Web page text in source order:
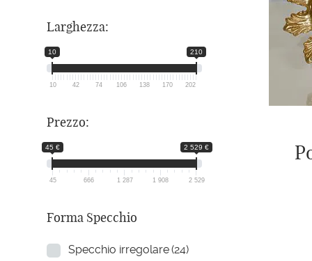
Larghezza:
10 210
10 42 74 106 138 170 202
Prezzo:
45 € 2 529 €
45 666 1 287 1 908 2 529
Forma Specchio
Specchio irregolare(24)